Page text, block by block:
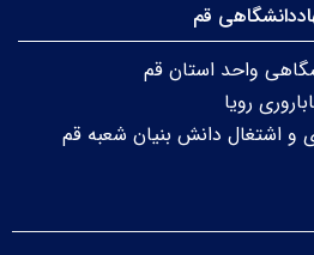
قم
واحد استان قم
رویا
و اشتغال دانش بنیان شعبه قم